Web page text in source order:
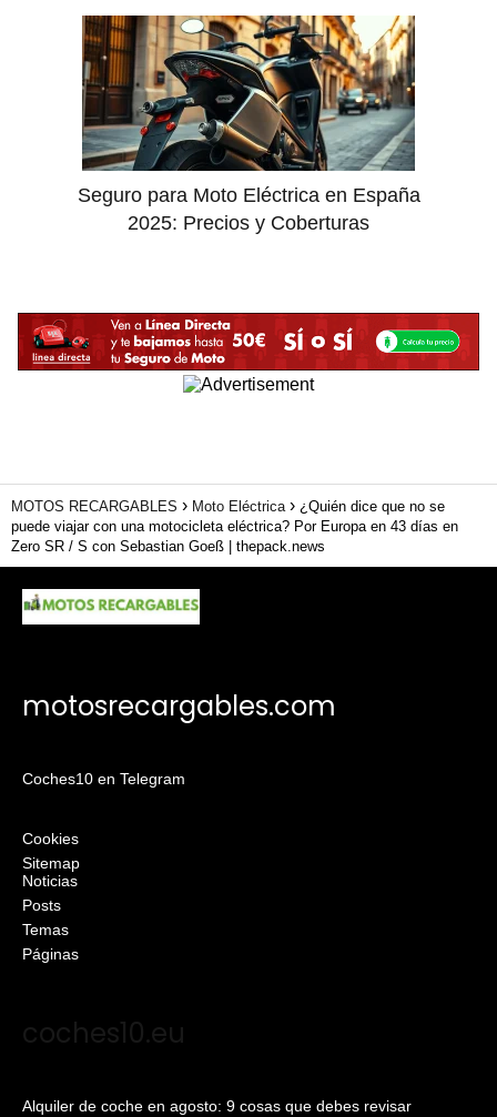
Seguro para Moto Eléctrica en España
2025: Precios y Coberturas
MOTOS RECARGABLES Moto Eléctrica
¿Quién dice que no se
puede viajar con una motocicleta eléctrica? Por Europa en 43 días en
Zero SR / S con Sebastian Goeß | thepack.news
motosrecargables.com
Coches10 en Telegram
Cookies
Sitemap
Noticias
Posts
Temas
Páginas
coches10.eu
Alquiler de coche en agosto: 9 cosas que debes revisar